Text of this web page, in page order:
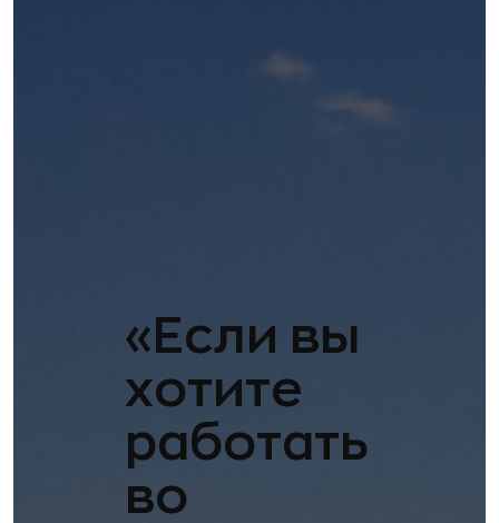
«Если вы
хотите
работать
во